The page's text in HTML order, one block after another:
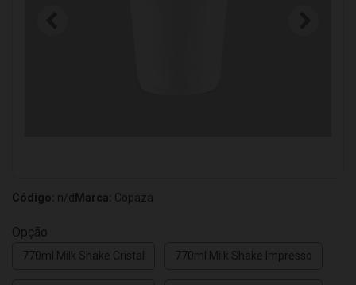
Código: n/d Marca: Copaza
Opção
770ml Milk Shake Cristal 770ml Milk Shake Impresso